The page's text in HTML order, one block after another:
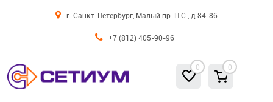
г. Санкт-Петербург, Малый пр. П.С., д 84-86
+7 (812) 405-90-96
0 0